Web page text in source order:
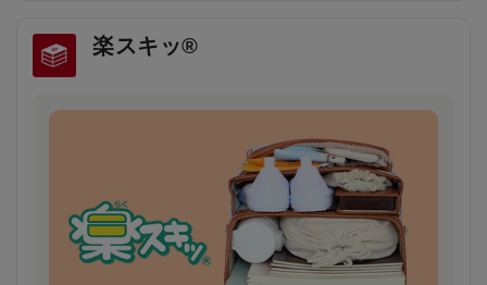
雨の日や薄暗い夕方でもドライバーの注意を引
き安全・安心
雨で視界が悪い日や夕暮れ時に、ランドセルのふちが
ピカッと光り、ドライバーの注意を引きます。
楽スキッ®